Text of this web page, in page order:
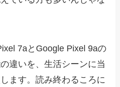
7aとGoogle Pixel 9aの
違いを、生活シーンに当
ます。読み終わるころに